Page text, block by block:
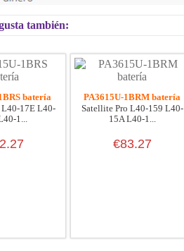
también:
batería
L40-17E L40-
1...
PA3615U-1BRM batería
Satellite Pro L40-159 L40-
15A L40-1...
€83.27